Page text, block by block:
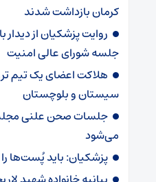
کرمان بازداشت شدند
روایت پزشکیان از
جلسه شورای عالی امنیت
هلاکت اعضای یک تیم
سیستان و بلوچستان
جلسات صحن علنی مجلس
می‌شود
پزشکیان: باید پُست‌ها